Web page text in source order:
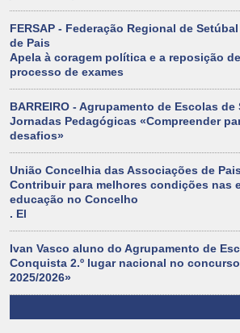
FERSAP - Federação Regional de
de Pais
Apela à coragem política e a reposição
processo de exames
BARREIRO - Agrupamento de Escolas de
Jornadas Pedagógicas «Compreender
desafios»
União Concelhia das Associações de
Contribuir para melhores condições nas
educação no Concelho
. El
Ivan Vasco aluno do Agrupamento de
Conquista 2.º lugar nacional no
2025/2026»